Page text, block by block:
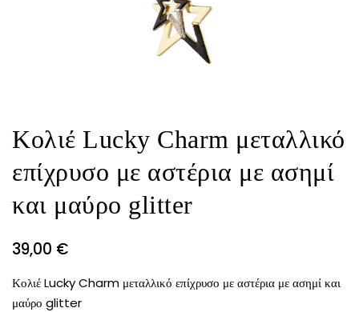
Κολιέ Lucky Charm μεταλλικό
επίχρυσο με αστέρια με ασημί
και μαύρο glitter
39,00 €
Κολιέ Lucky Charm μεταλλικό επίχρυσο με αστέρια με ασημί και
μαύρο glitter